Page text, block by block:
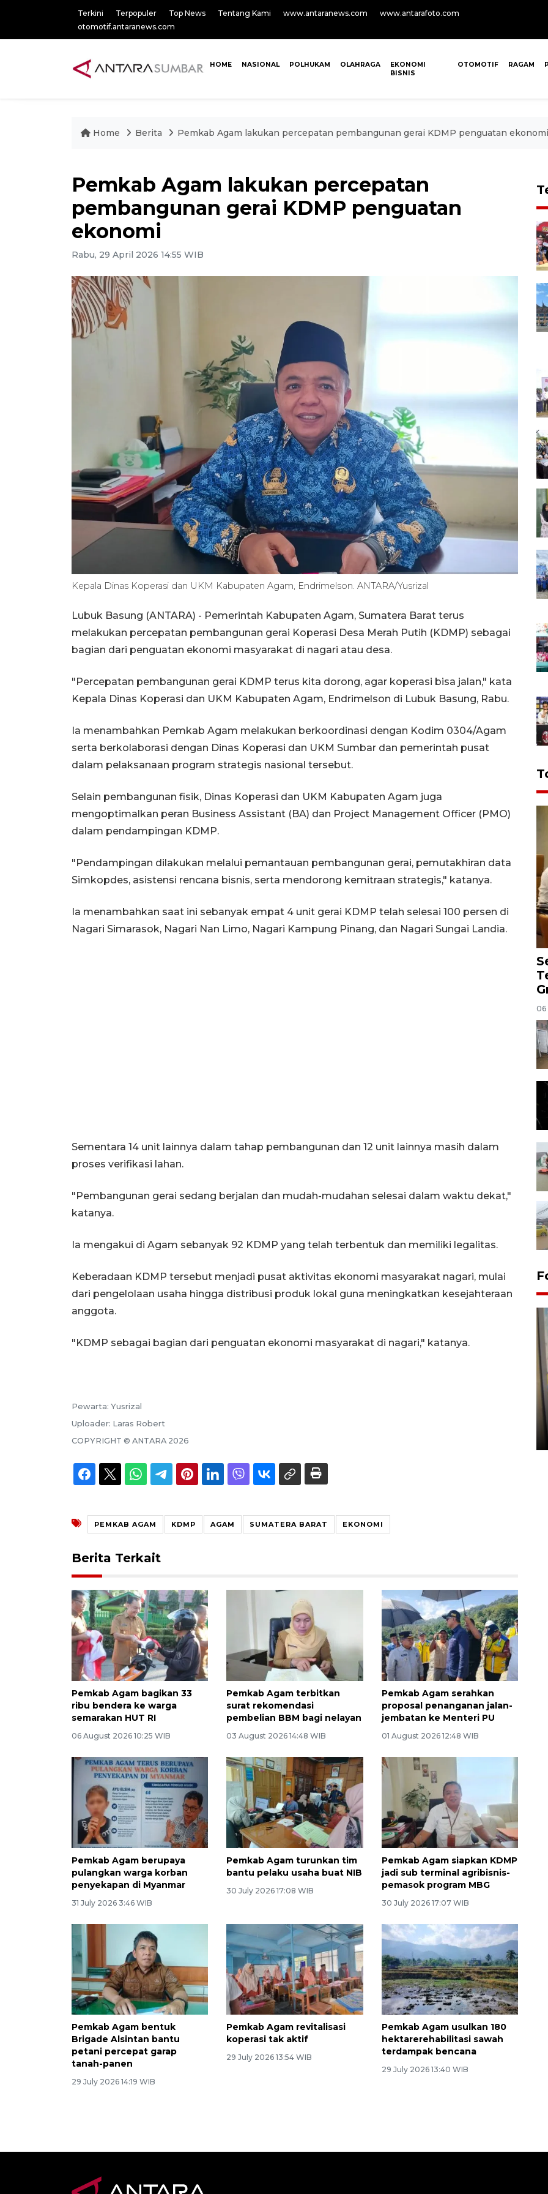
Terkini Terpopuler Top News Tentang Kami www.antaranews.com
www.antarafoto.com
otomotif.antaranews.com
HOME NASIONAL POLHUKAM OLAHRAGA
EKONOMI
BISNIS
OTOMOTIF RAGAM
Home Berita Pemkab Agam lakukan percepatan pembangunan gerai KDMP penguatan ekonomi
Pemkab Agam lakukan percepatan
pembangunan gerai KDMP penguatan
ekonomi
Rabu, 29 April 2026 14:55 WIB
Kepala Dinas Koperasi dan UKM Kabupaten Agam, Endrimelson. ANTARA/Yusrizal
Lubuk Basung (ANTARA) - Pemerintah Kabupaten Agam, Sumatera Barat terus
melakukan percepatan pembangunan gerai Koperasi Desa Merah Putih (KDMP) sebagai
bagian dari penguatan ekonomi masyarakat di nagari atau desa.
"Percepatan pembangunan gerai KDMP terus kita dorong, agar koperasi bisa jalan," kata
Kepala Dinas Koperasi dan UKM Kabupaten Agam, Endrimelson di Lubuk Basung, Rabu.
Ia menambahkan Pemkab Agam melakukan berkoordinasi dengan Kodim 0304/Agam
serta berkolaborasi dengan Dinas Koperasi dan UKM Sumbar dan pemerintah pusat
dalam pelaksanaan program strategis nasional tersebut.
Selain pembangunan fisik, Dinas Koperasi dan UKM Kabupaten Agam juga
mengoptimalkan peran Business Assistant (BA) dan Project Management Officer (PMO)
dalam pendampingan KDMP.
"Pendampingan dilakukan melalui pemantauan pembangunan gerai, pemutakhiran data
Simkopdes, asistensi rencana bisnis, serta mendorong kemitraan strategis," katanya.
Ia menambahkan saat ini sebanyak empat 4 unit gerai KDMP telah selesai 100 persen di
Nagari Simarasok, Nagari Nan Limo, Nagari Kampung Pinang, dan Nagari Sungai Landia.
Sementara 14 unit lainnya dalam tahap pembangunan dan 12 unit lainnya masih dalam
proses verifikasi lahan.
"Pembangunan gerai sedang berjalan dan mudah-mudahan selesai dalam waktu dekat,"
katanya.
Ia mengakui di Agam sebanyak 92 KDMP yang telah terbentuk dan memiliki legalitas.
Keberadaan KDMP tersebut menjadi pusat aktivitas ekonomi masyarakat nagari, mulai
dari pengelolaan usaha hingga distribusi produk lokal guna meningkatkan kesejahteraan
anggota.
"KDMP sebagai bagian dari penguatan ekonomi masyarakat di nagari," katanya.
Pewarta: Yusrizal
Uploader: Laras Robert
COPYRIGHT © ANTARA 2026
PEMKAB AGAM KDMP AGAM SUMATERA BARAT EKONOMI
Berita Terkait
Pemkab Agam bagikan 33
ribu bendera ke warga
semarakan HUT RI
06 August 2026 10:25 WIB
Pemkab Agam terbitkan
surat rekomendasi
pembelian BBM bagi nelayan
03 August 2026 14:48 WIB
Pemkab Agam serahkan
proposal penanganan jalan-
jembatan ke Menteri PU
01 August 2026 12:48 WIB
Pemkab Agam berupaya
pulangkan warga korban
penyekapan di Myanmar
31 July 2026 3:46 WIB
Pemkab Agam turunkan tim
bantu pelaku usaha buat NIB
30 July 2026 17:08 WIB
Pemkab Agam siapkan KDMP
jadi sub terminal agribisnis-
pemasok program MBG
30 July 2026 17:07 WIB
Pemkab Agam bentuk
Brigade Alsintan bantu
petani percepat garap
tanah-panen
29 July 2026 14:19 WIB
Pemkab Agam revitalisasi
koperasi tak aktif
29 July 2026 13:54 WIB
Pemkab Agam usulkan 180
hektarerehabilitasi sawah
terdampak bencana
29 July 2026 13:40 WIB
06